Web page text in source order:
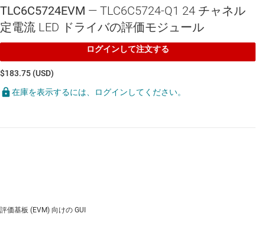
TLC6C5724EVM — TLC6C5724-Q1 24 チャネル
定電流 LED ドライバの評価モジュール
ログインして注文する
$183.75 (USD)
在庫を表示するには、ログインしてください。
評価基板 (EVM) 向けの GUI